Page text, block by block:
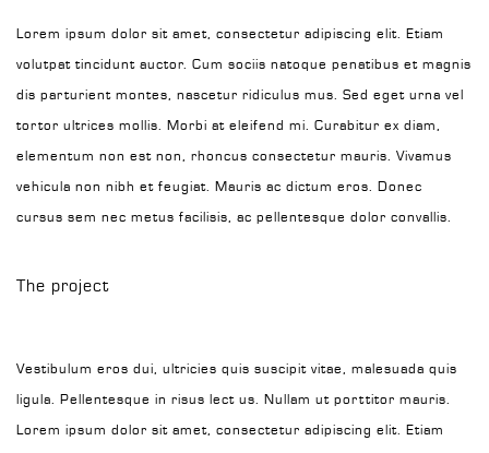
Lorem ipsum dolor sit amet, consectetur adipiscing elit. Etiam
volutpat tincidunt auctor. Cum sociis natoque penatibus et magnis
dis parturient montes, nascetur ridiculus mus. Sed eget urna vel
tortor ultrices mollis. Morbi at eleifend mi. Curabitur ex diam,
elementum non est non, rhoncus consectetur mauris. Vivamus
vehicula non nibh et feugiat. Mauris ac dictum eros. Donec
cursus sem nec metus facilisis, ac pellentesque dolor convallis.
The project
Vestibulum eros dui, ultricies quis suscipit vitae, malesuada quis
ligula. Pellentesque in risus lect us. Nullam ut porttitor mauris.
Lorem ipsum dolor sit amet, consectetur adipiscing elit. Etiam